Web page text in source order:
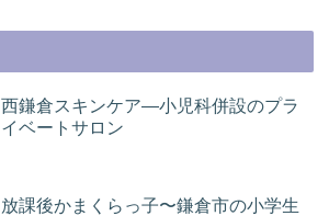
西鎌倉スキンケア―小児科併設のプラ
イベートサロン
放課後かまくらっ子〜鎌倉市の小学生